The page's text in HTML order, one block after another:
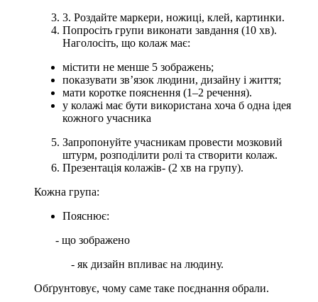
3. Роздайте маркери, ножиці, клей, картинки.
Попросіть групи виконати завдання (10 хв).
Наголосіть, що колаж має:
містити не менше 5 зображень;
показувати зв’язок людини, дизайну і життя;
мати коротке пояснення (1–2 речення).
у колажі має бути використана хоча б одна ідея
кожного учасника
Запропонуйте учасникам провести мозковий
штурм, розподілити ролі та створити колаж.
Презентація колажів- (2 хв на групу).
Кожна група:
Пояснює:
- що зображено
- як дизайн впливає на людину.
Обґрунтовує, чому саме таке поєднання обрали.